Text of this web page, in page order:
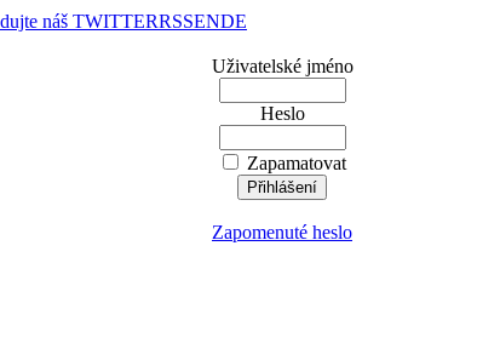
náš TWITTERRSSENDE
Uživatelské jméno
Heslo
Zapamatovat
Zapomenuté heslo